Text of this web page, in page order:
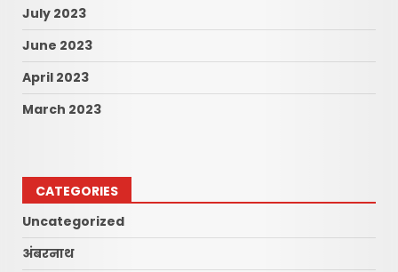
July 2023
June 2023
April 2023
March 2023
CATEGORIES
Uncategorized
अंबरनाथ